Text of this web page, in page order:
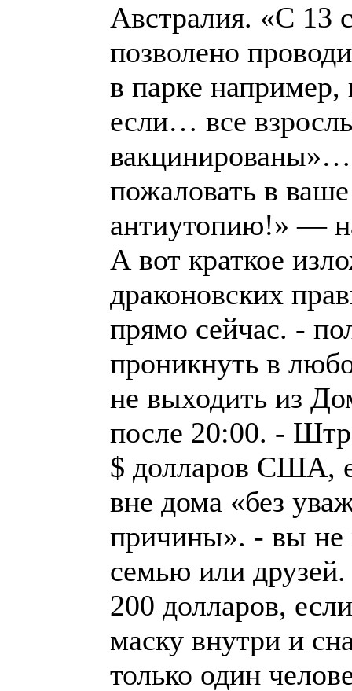
Австралия. «С 13
позволено
в парке например,
если… все
пожаловать в
антиутопию!» —
А вот краткое
драконовских
прямо сейчас. -
проникнуть в
не выходить из
после 20:00. -
$ долларов США,
вне дома «без
причины». - вы не
семью или
200 долларов,
маску внутри и
только один